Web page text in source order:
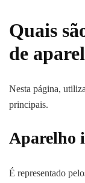
Quais
de
Nesta página,
principais.
Aparelho
É representado